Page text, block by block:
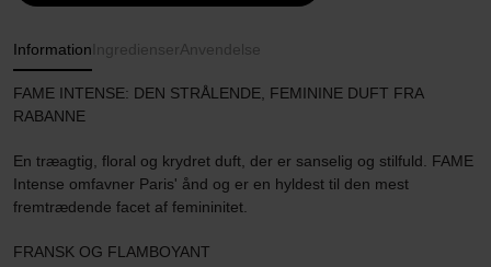
Information Ingredienser Anvendelse
FAME INTENSE: DEN STRÅLENDE, FEMININE DUFT FRA
RABANNE
En træagtig, floral og krydret duft, der er sanselig og stilfuld. FAME
Intense omfavner Paris' ånd og er en hyldest til den mest
fremtrædende facet af femininitet.
FRANSK OG FLAMBOYANT